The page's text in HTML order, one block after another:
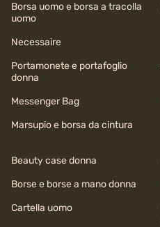
Borsa uomo e borsa a tracolla
uomo
Necessaire
Portamonete e portafoglio
donna
Messenger Bag
Marsupio e borsa da cintura
Beauty case donna
Borse e borse a mano donna
Cartella uomo